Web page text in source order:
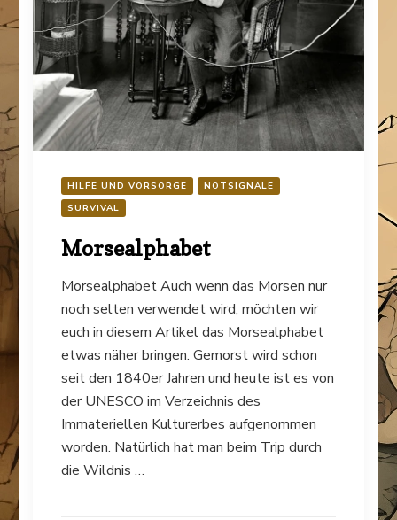
HILFE UND VORSORGE
NOTSIGNALE
SURVIVAL
Morsealphabet
Morsealphabet Auch wenn das Morsen nur
noch selten verwendet wird, möchten wir
euch in diesem Artikel das Morsealphabet
etwas näher bringen. Gemorst wird schon
seit den 1840er Jahren und heute ist es von
der UNESCO im Verzeichnis des
Immateriellen Kulturerbes aufgenommen
worden. Natürlich hat man beim Trip durch
die Wildnis …